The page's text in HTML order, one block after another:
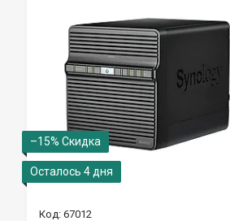
–15%
Осталось 4 дня
67012